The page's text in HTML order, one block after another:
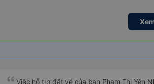
Việc hỗ trợ đặt vé của bạn Phạm Thị Yến